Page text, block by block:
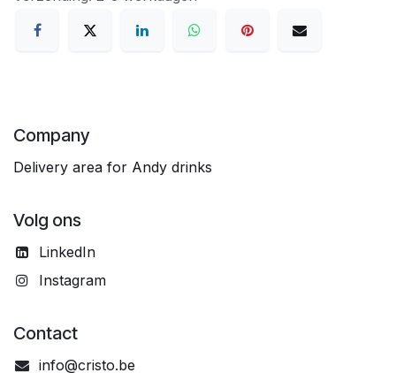
Company
Delivery area for Andy drinks
Volg ons
LinkedIn
Instagram
Contact
info@cristo.be